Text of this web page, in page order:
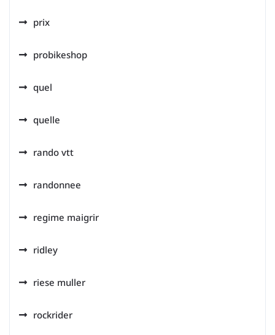
prix
probikeshop
quel
quelle
rando vtt
randonnee
regime maigrir
ridley
riese muller
rockrider